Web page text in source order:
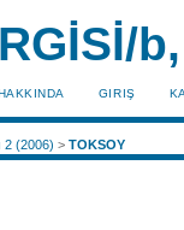
GIRIŞ
2 (2006) >TOKSOY